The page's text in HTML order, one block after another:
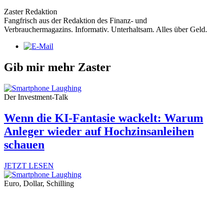
Zaster Redaktion
Fangfrisch aus der Redaktion des Finanz- und
Verbrauchermagazins. Informativ. Unterhaltsam. Alles über Geld.
Gib mir mehr Zaster
Der Investment-Talk
Wenn die KI-Fantasie wackelt: Warum
Anleger wieder auf Hochzinsanleihen
schauen
JETZT LESEN
Euro, Dollar, Schilling